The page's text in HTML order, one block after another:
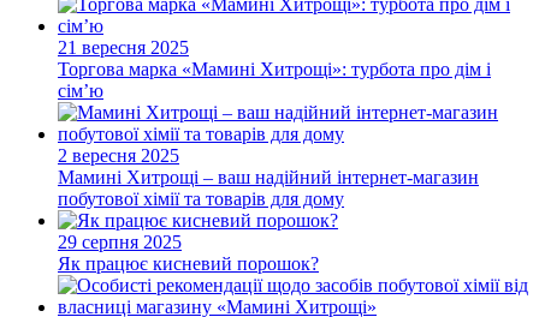
21 вересня 2025
Торгова марка «Мамині Хитрощі»: турбота про дім і
сім’ю
2 вересня 2025
Мамині Хитрощі – ваш надійний інтернет-магазин
побутової хімії та товарів для дому
29 серпня 2025
Як працює кисневий порошок?